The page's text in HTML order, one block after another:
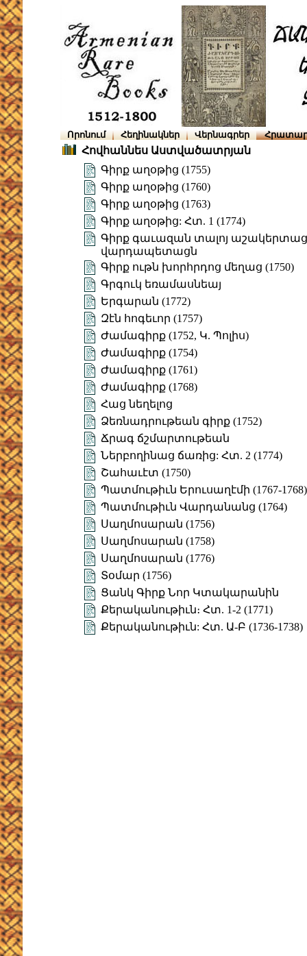
Որոնում Հեղինակներ Վերնագրեր
Հովհաննես Աստվածատրյան
Գիրք աղօթից (1755)
Գիրք աղօթից (1760)
Գիրք աղօթից (1763)
Գիրք աղօթից: Հտ. 1 (1774)
Գիրք գաւազան տալոյ
վարդապետացն
Գիրք ութն խորհրդոց մեղաց (1750)
Գրգուկ եռամասնեայ
Երգարան (1772)
Զէն հոգեւոր (1757)
Ժամագիրք (1752, Կ. Պոլիս)
Ժամագիրք (1754)
Ժամագիրք (1761)
Ժամագիրք (1768)
Հաց նեղելոց
Ձեռնադրութեան գիրք (1752)
Ճրագ ճշմարտութեան
Ներբողինաց ճառից: Հտ. 2 (1774)
Շահաւէտ (1750)
Պատմութիւն Երուսաղէմի (1767-1768)
Պատմութիւն Վարդանանց (1764)
Սաղմոսարան (1756)
Սաղմոսարան (1758)
Սաղմոսարան (1776)
Տօմար (1756)
Ցանկ Գիրք Նոր Կտակարանին
Քերականութիւն։ Հտ. 1-2 (1771)
Քերականութիւն: Հտ. Ա-Բ (1736-1738)